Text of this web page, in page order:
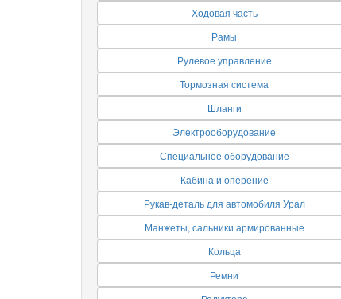
Ходовая часть
Рамы
Рулевое управление
Тормозная система
Шланги
Электрооборудование
Специальное оборудование
Кабина и оперение
Рукав-деталь для автомобиля Урал
Манжеты, сальники армированные
Кольца
Ремни